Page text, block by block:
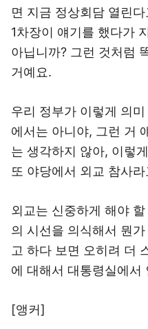
면 지금 정상회담 열린
1차장이 얘기를 했다가
아닙니까? 그런 것처럼
거예요.
우리 정부가 이렇게 의
에서는 아니야, 그런 거
는 생각하지 않아, 이렇
또 야당에서 외교 참사
외교는 신중하게 해야
의 시선을 의식해서 뭔
고 하다 보면 오히려 더
에 대해서 대통령실에서
[앵커]